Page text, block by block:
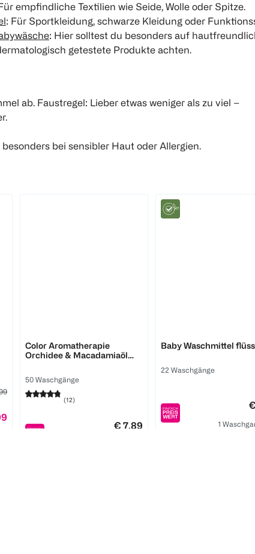
empfindliche Textilien wie Seide, Wolle oder Spitze.
: Für Sportkleidung, schwarze Kleidung oder
: Hier solltest du besonders auf
getestete Produkte achten.
ab. Faustregel: Lieber etwas weniger als zu viel –
bei sensibler Haut oder Allergien.
Color Aromatherapie
Orchidee & Macadamiaöl
50 Waschgänge
(12)
€ 7,89
Baby Waschmittel
22 Waschgänge
1